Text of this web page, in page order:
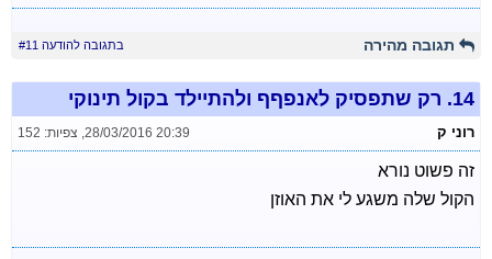
תגובה מהירה בתגובה להודעה #11
14. רק שתפסיק לאנפףף ולהתיילד בקול תינוקי
רוני ק 28/03/2016 20:39
, צפיות: 152
זה פשוט נורא
הקול שלה משגע לי את האוזן